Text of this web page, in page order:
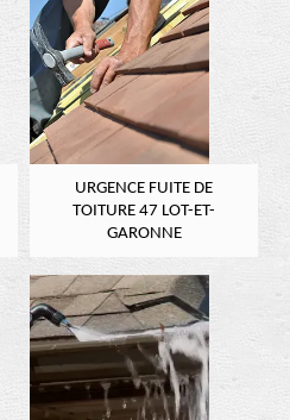
URGENCE FUITE DE
TOITURE 47 LOT-ET-
GARONNE